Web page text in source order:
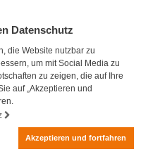
Datenschutz
die Website nutzbar zu
um mit Social Media zu
zu zeigen, die auf Ihre
auf „Akzeptieren und
Akzeptieren und fortfahren